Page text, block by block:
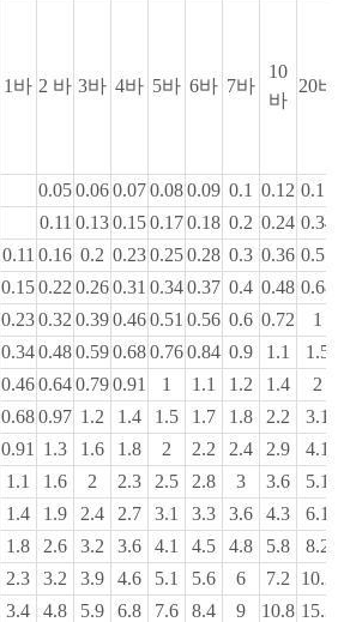
1바 2 바 3바 4바 5바 6바 7바
10
바
20바
0.050.060.070.080.09 0.1 0.12 0.17
0.11 0.130.150.170.18 0.2 0.24 0.34
0.11 0.16 0.2 0.230.250.28 0.3 0.36 0.51
0.150.22 0.260.31 0.340.37 0.4 0.48 0.68
0.230.32 0.390.460.51 0.56 0.6 0.72
1
0.340.480.590.680.760.84 0.9 1.1
1.5
0.460.640.790.91 1 1.1 1.2 1.4
2
0.680.97 1.2 1.4 1.5 1.7 1.8 2.2
3.1
0.91 1.3 1.6 1.8 2 2.2 2.4 2.9
4.1
1.1 1.6 2 2.3 2.5 2.8 3 3.6
5.1
1.4 1.9 2.4 2.7 3.1 3.3 3.6 4.3
6.1
1.8 2.6 3.2 3.6 4.1 4.5 4.8 5.8 8.2
2.3 3.2 3.9 4.6 5.1 5.6 6 7.2 10.2
3.4 4.8 5.9 6.8 7.6 8.4 9 10.8 15.3